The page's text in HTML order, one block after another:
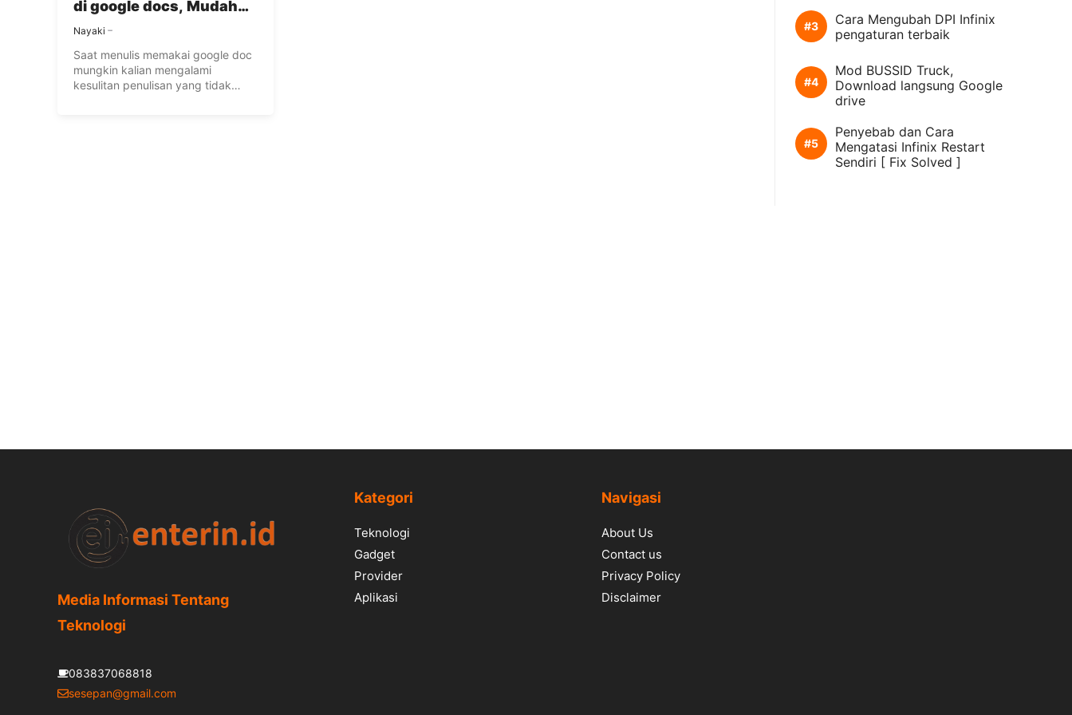
di google docs, Mudah
dan Cepat
Nayaki
Saat menulis memakai google doc
mungkin kalian mengalami
kesulitan penulisan yang tidak
Cara Mengubah DPI Infinix
pengaturan terbaik
Mod BUSSID Truck,
Download langsung Google
drive
Penyebab dan Cara
Mengatasi Infinix Restart
Sendiri [ Fix Solved ]
Media Informasi Tentang
Teknologi
083837068818
sesepan@gmail.com
Kategori
Teknologi
Gadget
Provider
Aplikasi
Navigasi
About Us
Contact us
Privacy Policy
Disclaimer